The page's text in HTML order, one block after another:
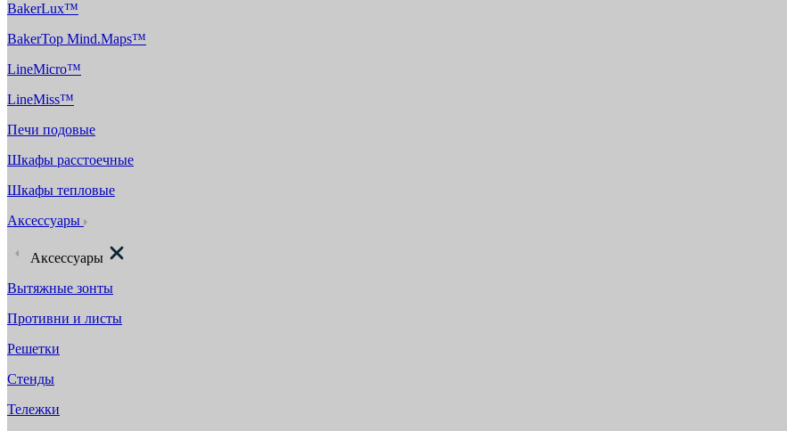
BakerLux™
BakerTop Mind.Maps™
LineMicro™
LineMiss™
Печи подовые
Шкафы расстоечные
Шкафы тепловые
Аксессуары
Аксессуары
Вытяжные зонты
Противни и листы
Решетки
Стенды
Тележки